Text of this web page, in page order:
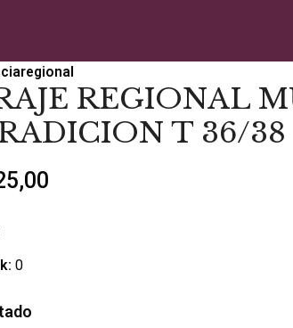
REGIONAL
T 36/38
0